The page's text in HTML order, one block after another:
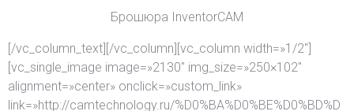
Брошюра InventorCAM
[/vc_column_text][/vc_column][vc_column width=»1/2″]
[vc_single_image image=»2130″ img_size=»250×102″
alignment=»center» onclick=»custom_link»
link=»http://camtechnology.ru/%D0%BA%D0%BE%D0%BD%D